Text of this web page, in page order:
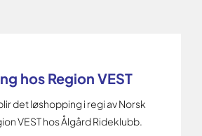
hos Region VEST
det løshopping i regi av Norsk
VEST hos Ålgård Rideklubb.